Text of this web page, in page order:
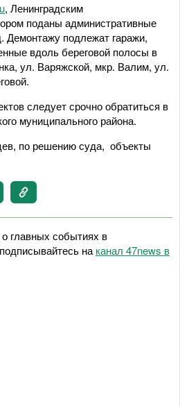
, Ленинградским
поданы административные
Демонтажу подлежат гаражи,
вдоль береговой полосы в
ул. Варяжской, мкр. Валим, ул.
следует срочно обратиться в
муниципального района.
по решению суда, объекты
главных событиях в
на канал 47news в